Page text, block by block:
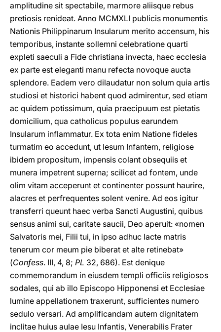
amplitudine sit spectabile, marmore aliisque rebus
pretiosis renideat. Anno MCMXLI publicis monumentis
Nationis Philippinarum Insularum merito accensum, his
temporibus, instante sollemni celebratione quarti
expleti saeculi a Fide christiana invecta, haec ecclesia
ex parte est eleganti manu refecta novoque aucta
splendore. Eadem vero dilaudatur non solum quia artis
studiosi et historici habent quod admirentur, sed etiam
ac quidem potissimum, quia praecipuum est pietatis
domicilium, qua catholicus populus earundem
Insularum inflammatur. Ex tota enim Natione fideles
turmatim eo accedunt, ut Iesum Infantem, religiose
ibidem propositum, impensis colant obsequiis et
munera impetrent superna; scilicet ad fontem, unde
olim vitam acceperunt et continenter possunt haurire,
alacres et perfrequentes solent venire. Ad eos igitur
transferri queunt haec verba Sancti Augustini, quibus
sensus animi sui, caritate saucii, Deo aperuit: «nomen
Salvatoris mei, Filii tui, in ipso adhuc lacte matris
tenerum cor meum pie biberat et alte retinebat»
(Confess. III, 4, 8; PL 32, 686). Est denique
commemorandum in eiusdem templi officiis religiosos
sodales, qui ab illo Episcopo Hipponensi et Ecclesiae
lumine appellationem traxerunt, sufficientes numero
sedulo versari. Ad amplificandam autem dignitatem
inclitae huius aulae Iesu Infantis, Venerabilis Frater